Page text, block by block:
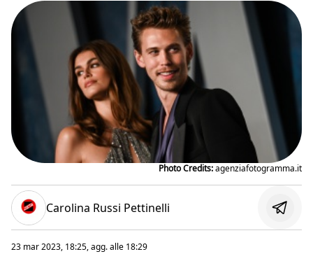
Photo Credits:agenziafotogramma.it
Carolina Russi Pettinelli
23 mar 2023, 18:25, agg. alle 18:29